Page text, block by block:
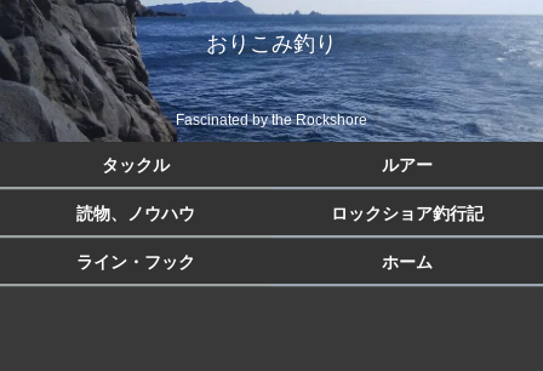
おりこみ釣り
Fascinated by the Rockshore
タックル ルアー
読物、ノウハウ ロックショア釣行記
ライン・フック ホーム